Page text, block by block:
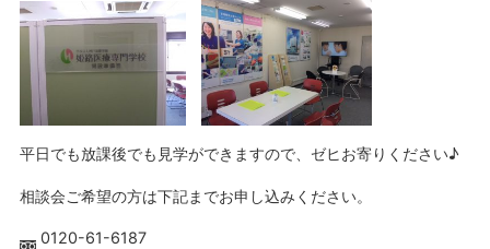
平日でも放課後でも見学ができますので、ゼヒお寄りください♪
相談会ご希望の方は下記までお申し込みください。
0120-61-6187